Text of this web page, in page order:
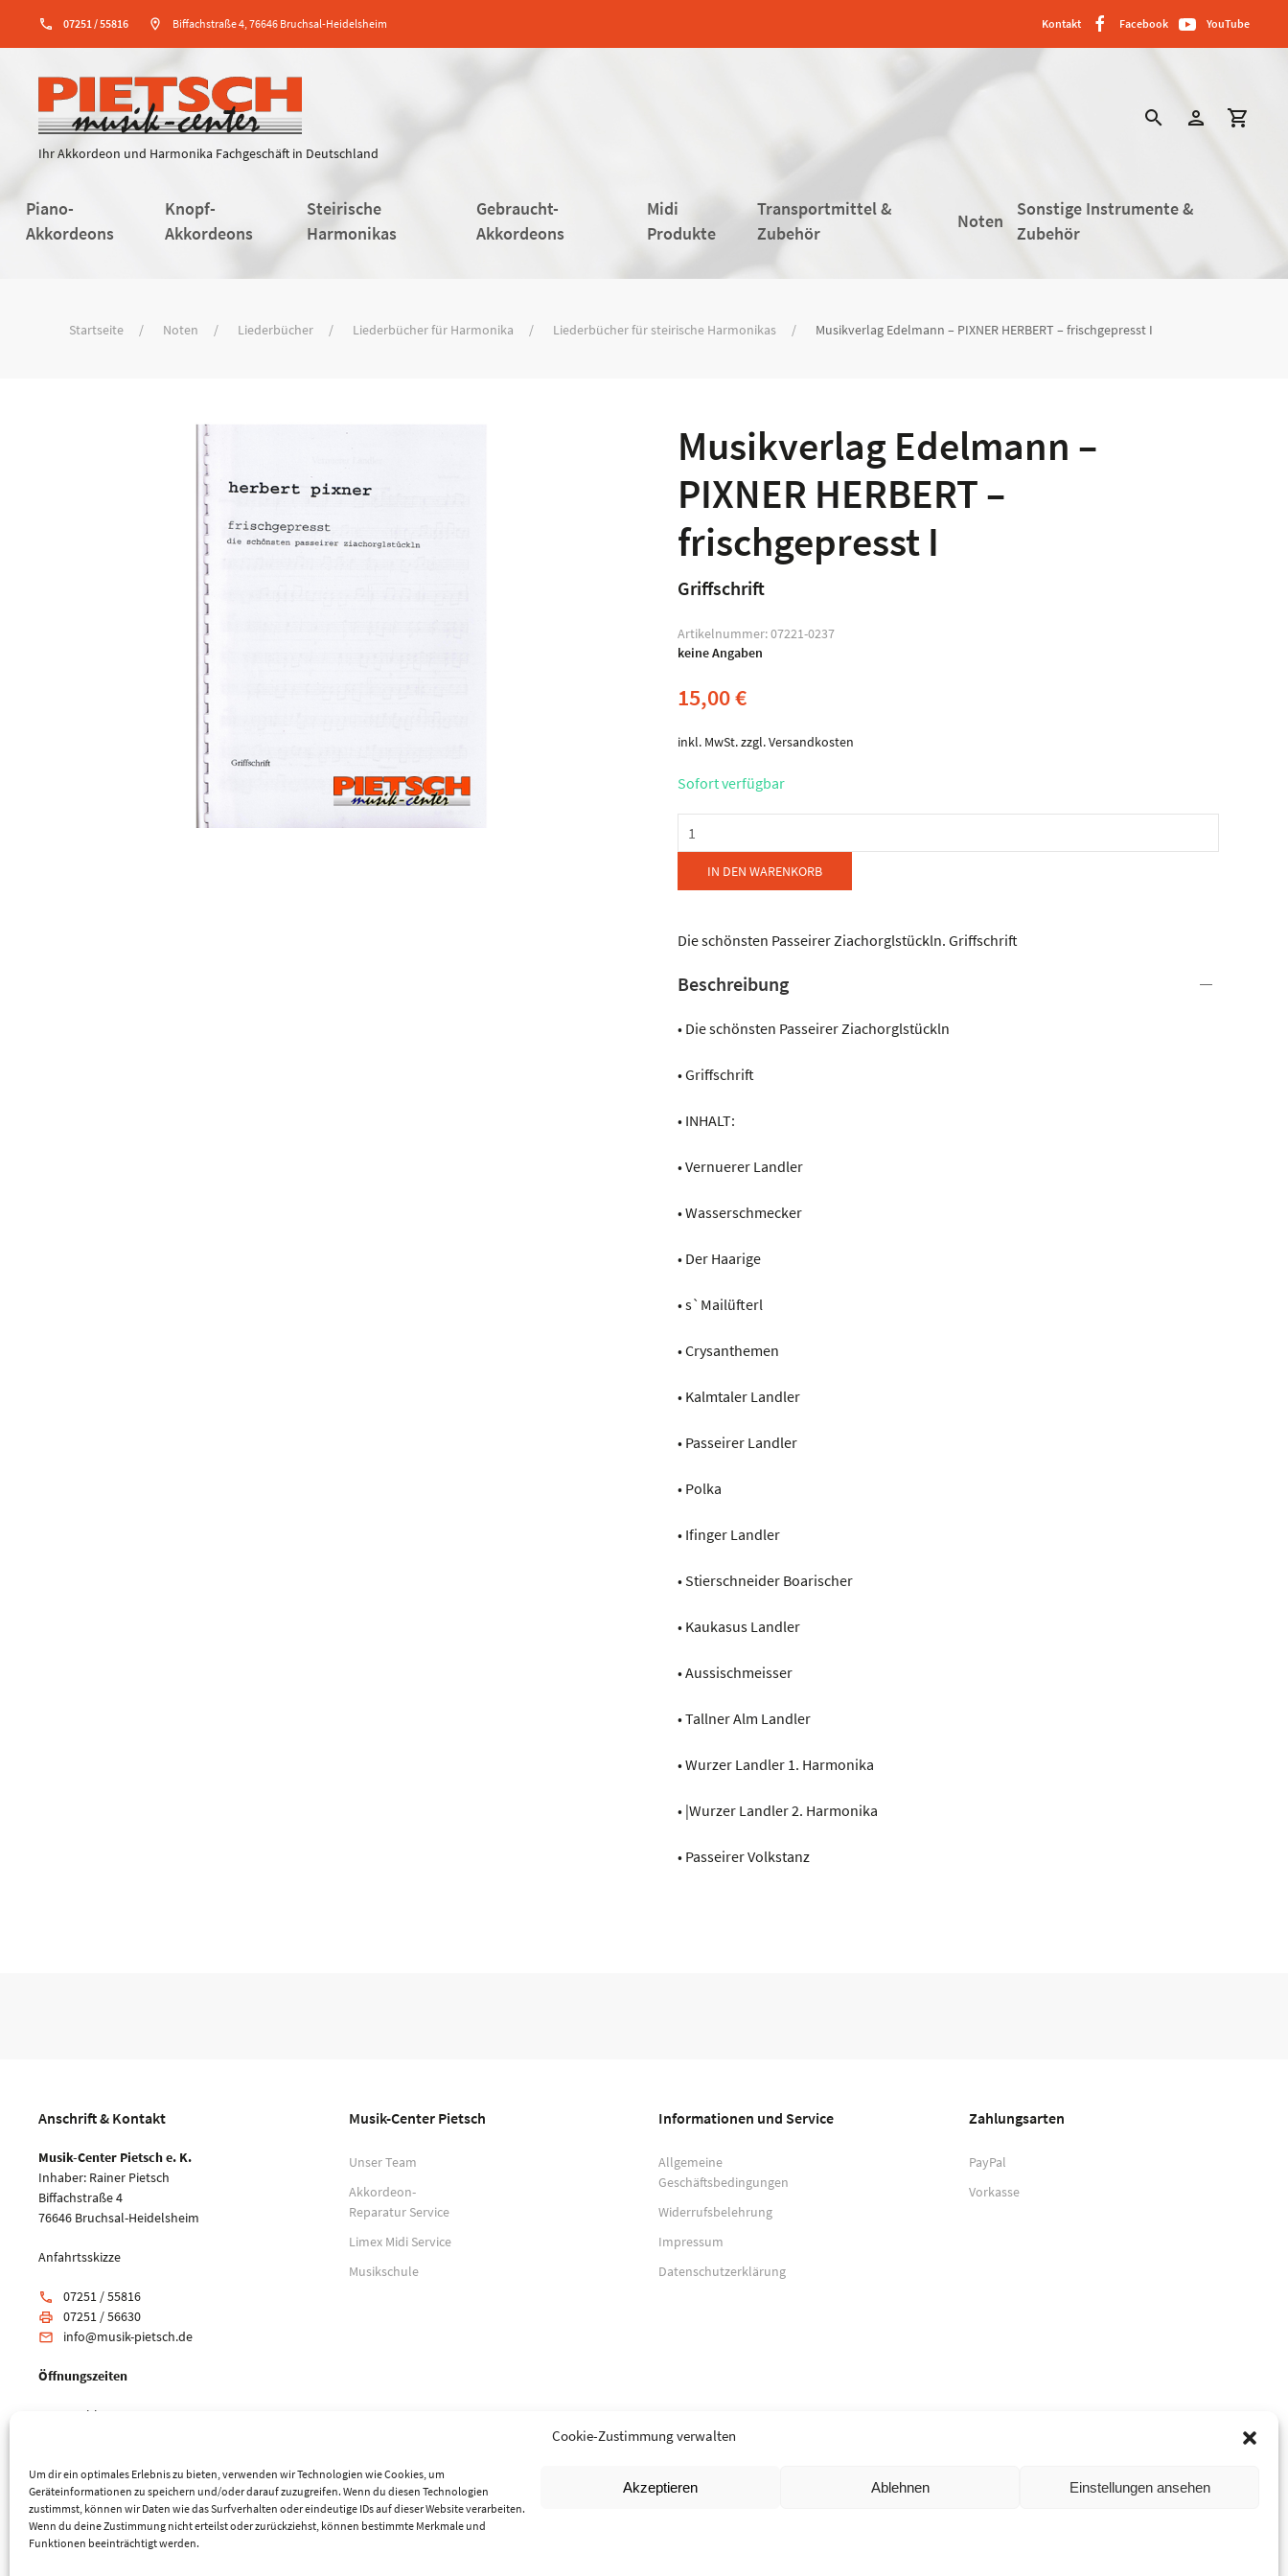
Cookie-Zustimmung verwalten
Um dir ein optimales Erlebnis zu bieten, verwenden wir Technologien wie Cookies, um
Geräteinformationen zu speichern und/oder darauf zuzugreifen. Wenn du diesen Technologien
zustimmst, können wir Daten wie das Surfverhalten oder eindeutige IDs auf dieser Website verarbeiten.
Wenn du deine Zustimmung nicht erteilst oder zurückziehst, können bestimmte Merkmale und
Funktionen beeinträchtigt werden.
Akzeptieren Ablehnen Einstellungen ansehen
phone 07251 / 55816 location_on Biffachstraße 4, 76646 Bruchsal-Heidelsheim Kontakt Facebook YouTube
Ihr Akkordeon und Harmonika Fachgeschäft in Deutschland
search person shopping_cart
Piano-
Akkordeons
Knopf-
Akkordeons
Steirische
Harmonikas
Gebraucht-
Akkordeons
Midi
Produkte
Transportmittel &
Zubehör
Noten
Sonstige Instrumente &
Zubehör
Startseite Noten Liederbücher Liederbücher für Harmonika Liederbücher für steirische Harmonikas Musikverlag Edelmann – PIXNER HERBERT – frischgepresst I
Musikverlag Edelmann –
PIXNER HERBERT –
frischgepresst I
Griffschrift
Artikelnummer:07221-0237
keine Angaben
15,00€
inkl. MwSt.zzgl.Versandkosten
Sofort verfügbar
Musikverlag
Edelmann
PIXNER
-
IN DEN WARENKORB
Die schönsten Passeirer Ziachorglstückln. Griffschrift
Beschreibung
• Die schönsten Passeirer Ziachorglstückln
• Griffschrift
• INHALT:
• Vernuerer Landler
• Wasserschmecker
• Der Haarige
• s`Mailüfterl
• Crysanthemen
• Kalmtaler Landler
• Passeirer Landler
• Polka
• Ifinger Landler
• Stierschneider Boarischer
• Kaukasus Landler
• Aussischmeisser
• Tallner Alm Landler
• Wurzer Landler 1. Harmonika
• |Wurzer Landler 2. Harmonika
• Passeirer Volkstanz
Anschrift & Kontakt
Musik-Center Pietsch e. K.
Inhaber: Rainer Pietsch
Biffachstraße 4
76646 Bruchsal-Heidelsheim
Anfahrtsskizze
phone 07251 / 55816
print 07251 / 56630
email info@musik-pietsch.de
Öffnungszeiten
Mo: geschlossen
Musik-Center Pietsch
Unser Team
Akkordeon-
Reparatur Service
Limex Midi Service
Musikschule
Informationen und Service
Allgemeine
Geschäftsbedingungen
Widerrufsbelehrung
Impressum
Datenschutzerklärung
Zahlungsarten
PayPal
Vorkasse